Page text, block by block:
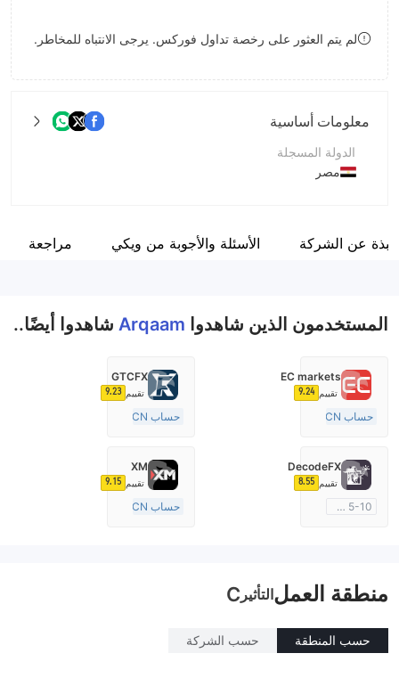
8
لم يتم العثور على رخصة تداول فوركس. يرجى الانتباه للمخاطر.
معلومات أساسية
الدولة المسجلة
مصر
اسم الشركة
نبذة عن الشركة الأسئلة والأجوبة من ويكي مراجعة
المستخدمون الذين شاهدوا Arqaam شاهدوا أيضًا..
EC markets
تقييم 9.24
حساب ECN
صناعة السوق (MM)
GTCFX
تقييم 9.23
حساب ECN
صناعة السوق (MM)
DecodeFX
تقييم 8.55
5-10 سنوات
XM
تقييم 9.15
حساب ECN
منطقة العملالتأثير C
حسب المنطقة حسب الشركة